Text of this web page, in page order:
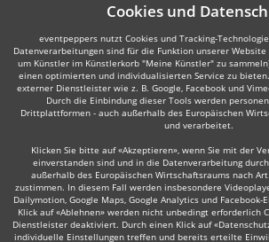
Cookies und
eventpeppers nutzt Cookies und Tracking-
Datenverarbeitungen sind für die Funktion unserer
um Künstler im Künstlerkorb "Meine Künstler" zu
einen optimierten und individualisierten Service zu
externer Dienstleister wie z. B. Google, Facebook und
Durch die Einbindung dieser Tools werden
Drittplattformen - auch außerhalb des Europäischen
und verarbeitet.
Klicken Sie bitte auf «Akzeptieren», wenn Sie mit der
einverstanden sind und in die Datenverarbeitung
außerhalb des Europäischen Wirtschaftsraums nach
zustimmen. In diesem Fall werden insbesondere
Dailymotion, Google Maps, Google Analytics und
Klick auf «Ablehnen» werden nicht unbedingt erforderlich
Dienstleister deaktiviert. Durch einen Klick auf
individuelle Einstellungen treffen und bereits erteilte